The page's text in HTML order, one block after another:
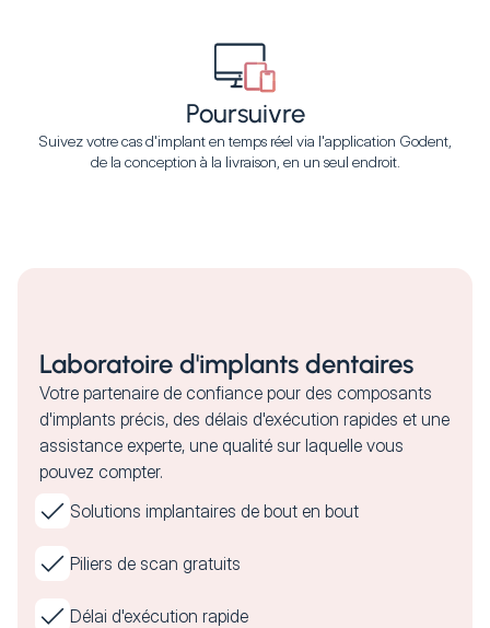
Poursuivre
Suivez votre cas d'implant en temps réel via l'application Godent,
de la conception à la livraison, en un seul endroit.
Laboratoire d'implants dentaires
Votre partenaire de confiance pour des composants
d'implants précis, des délais d'exécution rapides et une
assistance experte, une qualité sur laquelle vous
pouvez compter.
Solutions implantaires de bout en bout
Piliers de scan gratuits
Délai d'exécution rapide